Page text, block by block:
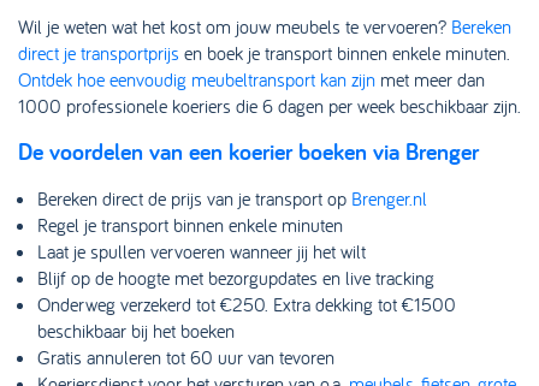
Wil je weten wat het kost om jouw meubels te vervoeren? Bereken
direct je transportprijs en boek je transport binnen enkele minuten.
Ontdek hoe eenvoudig meubeltransport kan zijn met meer dan
1000 professionele koeriers die 6 dagen per week beschikbaar zijn.
De voordelen van een koerier boeken via Brenger
Bereken direct de prijs van je transport op Brenger.nl
Regel je transport binnen enkele minuten
Laat je spullen vervoeren wanneer jij het wilt
Blijf op de hoogte met bezorgupdates en live tracking
Onderweg verzekerd tot €250. Extra dekking tot €1500
beschikbaar bij het boeken
Gratis annuleren tot 60 uur van tevoren